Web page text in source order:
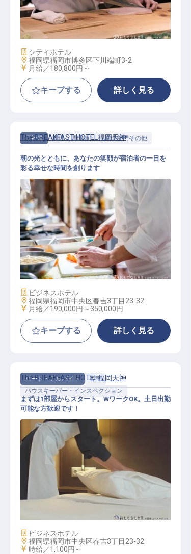
和食調理スタッフ
施設業態
シティホテル
勤務地
福岡県福岡市博多区下川端町3-2
給与
月給／180,800円～
キープする 詳しく見る
正社員 調理（調理師） 調理部門その他
朝食スタッフ
The BREAKFAST HOTEL福岡天神
朝の光とともに、あなたの笑顔が宿泊者の一日を
彩る幸せな時間を創ります
施設業態
ビジネスホテル
勤務地
福岡県福岡市中央区春吉3丁目23-32
給与
月給／190,000円～ 350,000円
キープする 詳しく見る
パート・アルバイト
客室
ハウスキーパー・インスペクション
客室清掃スタッフ
The BREAKFAST HOTEL福岡天神
まずは1部屋からスタート。WワークOK。土日出勤
可能な方歓迎です！
施設業態
ビジネスホテル
勤務地
福岡県福岡市中央区春吉3丁目23-32
給与
時給／1,100円～